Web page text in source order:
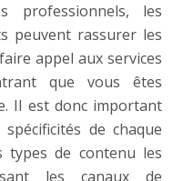
professionnels, les
peuvent rassurer les
appel aux services
que vous êtes
Il est donc important
de chaque
types de contenu les
les canaux de